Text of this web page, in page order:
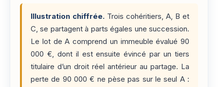
Illustration chiffrée. Trois cohéritiers, A, B et
C, se partagent à parts égales une succession.
Le lot de A comprend un immeuble évalué 90
000 €, dont il est ensuite évincé par un tiers
titulaire d’un droit réel antérieur au partage. La
perte de 90 000 € ne pèse pas sur le seul A :